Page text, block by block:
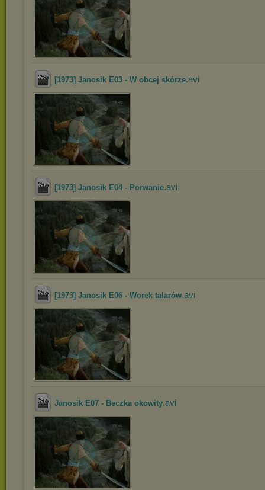
[1973] Janosik E03 - W obcej skórze.avi
[1973] Janosik E04 - Porwanie.avi
[1973] Janosik E06 - Worek talarów.avi
Janosik E07 - Beczka okowity.avi